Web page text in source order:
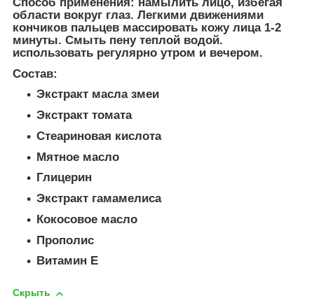
области вокруг глаз. Легкими движениями
кончиков пальцев массировать кожу лица 1-2
минуты. Смыть пену теплой водой.
использовать регулярно утром и вечером.
Состав:
Экстракт масла змеи
Экстракт томата
Стеариновая кислота
Мятное масло
Глицерин
Экстракт гамамелиса
Кокосовое масло
Прополис
Витамин Е
Скрыть